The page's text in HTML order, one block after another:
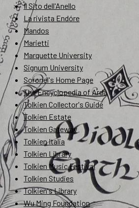
Il Sito dell'Anello
La rivista Endóre
Mandos
Marietti
Marquette University
Signum University
Soronel's Home Page
The Encyclopedia of Arda
Tolkien Collector's Guide
Tolkien Estate
Tolkien Gateway
Tolkien Italia
Tolkien Library
Tolkien Music Festival
Tolkien Studies
Tolkien's Library
Wu Ming Foundation